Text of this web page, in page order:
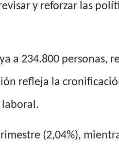
y reforzar las
a 234.800 personas,
refleja la
laboral.
(2,04%),